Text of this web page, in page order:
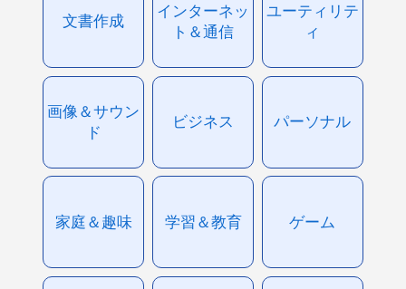
文書作成
インターネッ
ト＆通信
ユーティリテ
ィ
画像＆サウン
ド
ビジネス パーソナル
家庭＆趣味 学習＆教育 ゲーム